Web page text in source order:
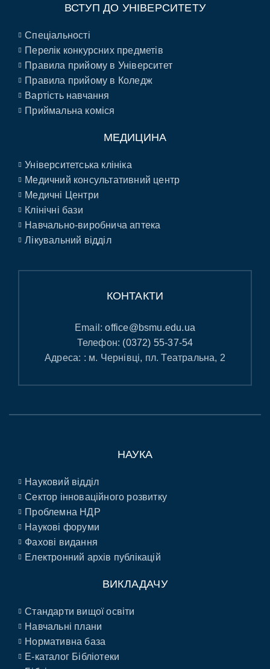
ВСТУП ДО УНІВЕРСИТЕТУ
Спеціальності
Перелік конкурсних предметів
Правила прийому в Університет
Правила прийому в Коледж
Вартість навчання
Приймальна коміся
МЕДИЦИНА
Університетська клініка
Медичний консультативний центр
Медичні Центри
Клінічні бази
Навчально-виробнича аптека
Лікувальний відділ
КОНТАКТИ
Email:office@bsmu.edu.ua
Телефон: (0372) 55-37-54
Адреса: : м. Чернівці, пл. Театральна, 2
НАУКА
Науковий відділ
Сектор інноваційного розвитку
Проблемна НДР
Наукові форуми
Фахові видання
Електронний архів публікацій
ВИКЛАДАЧУ
Стандарти вищої освіти
Навчальні плани
Нормативна база
E-каталог Бібліотеки